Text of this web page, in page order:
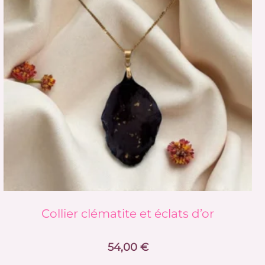
Collier clématite et éclats d’or
54,00 €
variations.
Les
options
peuvent
être
choisies
page
du
produit